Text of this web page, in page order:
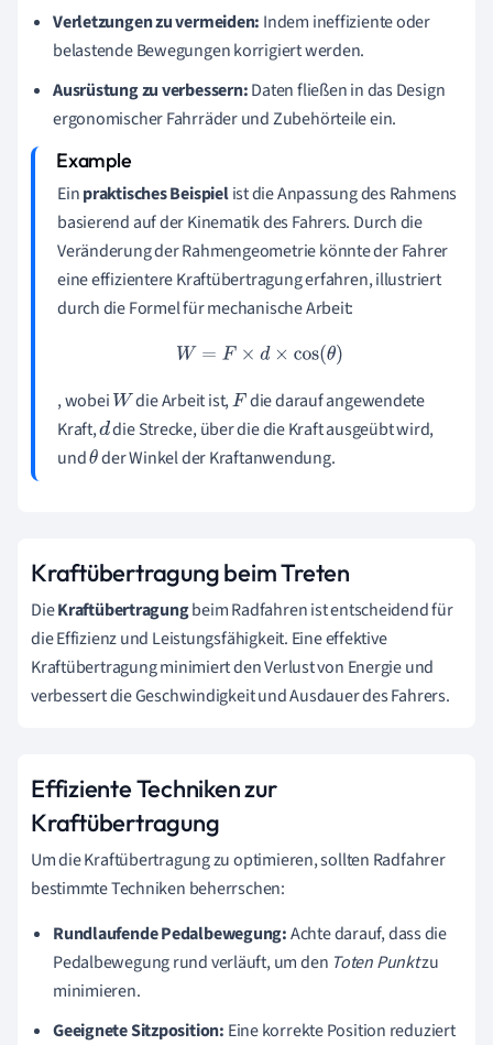
Verletzungen zu vermeiden: Indem ineffiziente oder
belastende Bewegungen korrigiert werden.
Ausrüstung zu verbessern:Daten fließen in das Design
ergonomischer Fahrräder und Zubehörteile ein.
Einpraktisches Beispielist die Anpassung des Rahmens
basierend auf der Kinematik des Fahrers. Durch die
Veränderung der Rahmengeometrie könnte der Fahrer
eine effizientere Kraftübertragung erfahren, illustriert
durch die Formel für mechanische Arbeit:
W=F ×d ×cos (θ)
, wobei W die Arbeit ist,F die darauf angewendete
Kraft,ddie Strecke, über die die Kraft ausgeübt wird,
undθder Winkel der Kraftanwendung.
Kraftübertragung beim Treten
DieKraftübertragungbeim Radfahren ist entscheidend für
die Effizienz und Leistungsfähigkeit. Eine effektive
Kraftübertragung minimiert den Verlust von Energie und
verbessert die Geschwindigkeit und Ausdauer des Fahrers.
Effiziente Techniken zur
Kraftübertragung
Um die Kraftübertragung zu optimieren, sollten Radfahrer
bestimmte Techniken beherrschen:
Rundlaufende Pedalbewegung:Achte darauf, dass die
Pedalbewegung rund verläuft, um den Toten Punktzu
minimieren.
Geeignete Sitzposition: Eine korrekte Position reduziert